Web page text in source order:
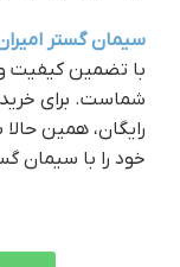
سیمان گستر
با تضمین کیفیت
شماست. برای
رایگان، همین
خود را با سیمان